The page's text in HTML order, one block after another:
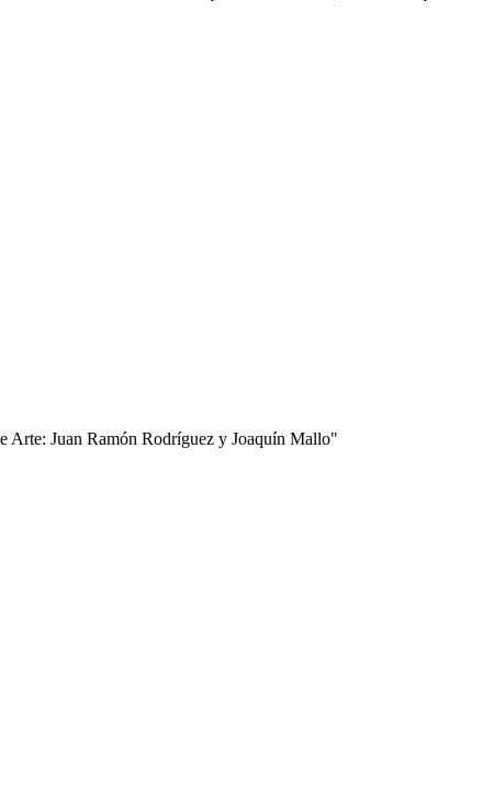
Arte: Juan Ramón Rodríguez y Joaquín Mallo"